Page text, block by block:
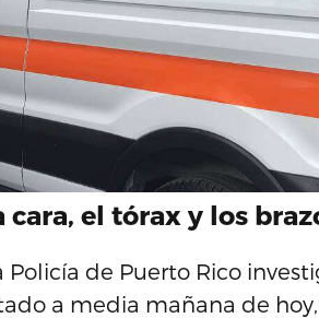
el tórax y los
de Puerto Rico
a media mañana de